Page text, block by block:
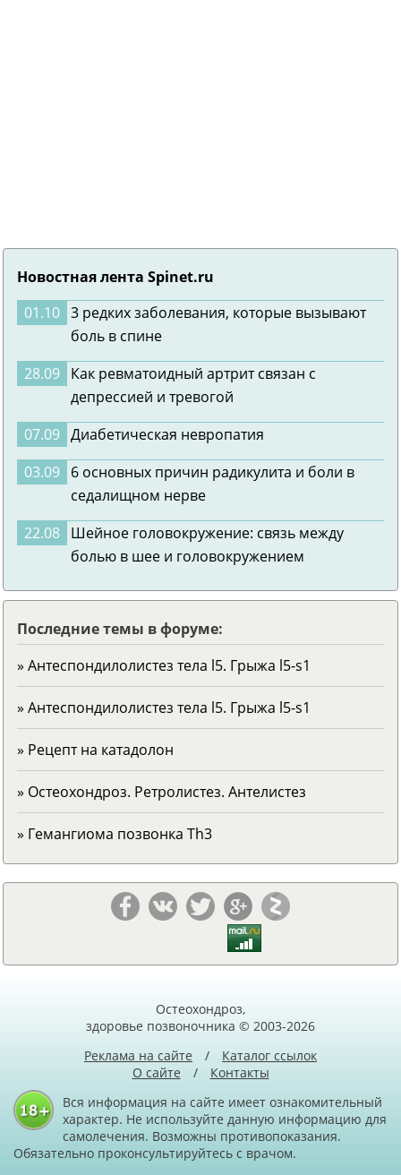
Новостная лента Spinet.ru
01.10 3 редких заболевания, которые вызывают
боль в спине
28.09 Как ревматоидный артрит связан с
депрессией и тревогой
07.09 Диабетическая невропатия
03.09 6 основных причин радикулита и боли в
седалищном нерве
22.08 Шейное головокружение: связь между
болью в шее и головокружением
Последние темы в форуме:
» Антеспондилолистез тела l5. Грыжа l5-s1
» Антеспондилолистез тела l5. Грыжа l5-s1
» Рецепт на катадолон
» Остеохондроз. Ретролистез. Антелистез
» Гемангиома позвонка Тh3
Остеохондроз,
здоровье позвоночника © 2003-2026
Реклама на сайте
/
Каталог ссылок
О сайте
/
Контакты
Вся информация на сайте имеет ознакомительный
характер. Не используйте данную информацию для
самолечения. Возможны противопоказания.
Обязательно проконсультируйтесь с врачом.